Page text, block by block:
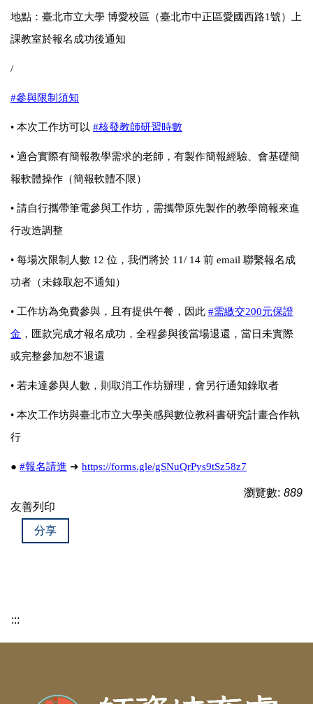
地點：臺北市立大學 博愛校區（臺北市中正區愛國西路1號）上
課教室於報名成功後通知
/
#參與限制須知
• 本次工作坊可以 #核發教師研習時數
• 適合實際有簡報教學需求的老師，有製作簡報經驗、會基礎簡
報軟體操作（簡報軟體不限）
• 請自行攜帶筆電參與工作坊，需攜帶原先製作的教學簡報來進
行改造調整
• 每場次限制人數 12 位，我們將於 11/ 14 前 email 聯繫報名成
功者（未錄取恕不通知）
• 工作坊為免費參與，且有提供午餐，因此 #需繳交200元保證
金 ，匯款完成才報名成功，全程參與後當場退還，當日未實際
或完整參加恕不退還
• 若未達參與人數，則取消工作坊辦理，會另行通知錄取者
• 本次工作坊與臺北市立大學美感與數位教科書研究計畫合作執
行
● #報名請進 ➜ https://forms.gle/gSNuQrPys9tSz58z7
瀏覽數: 889
友善列印
分享
:::